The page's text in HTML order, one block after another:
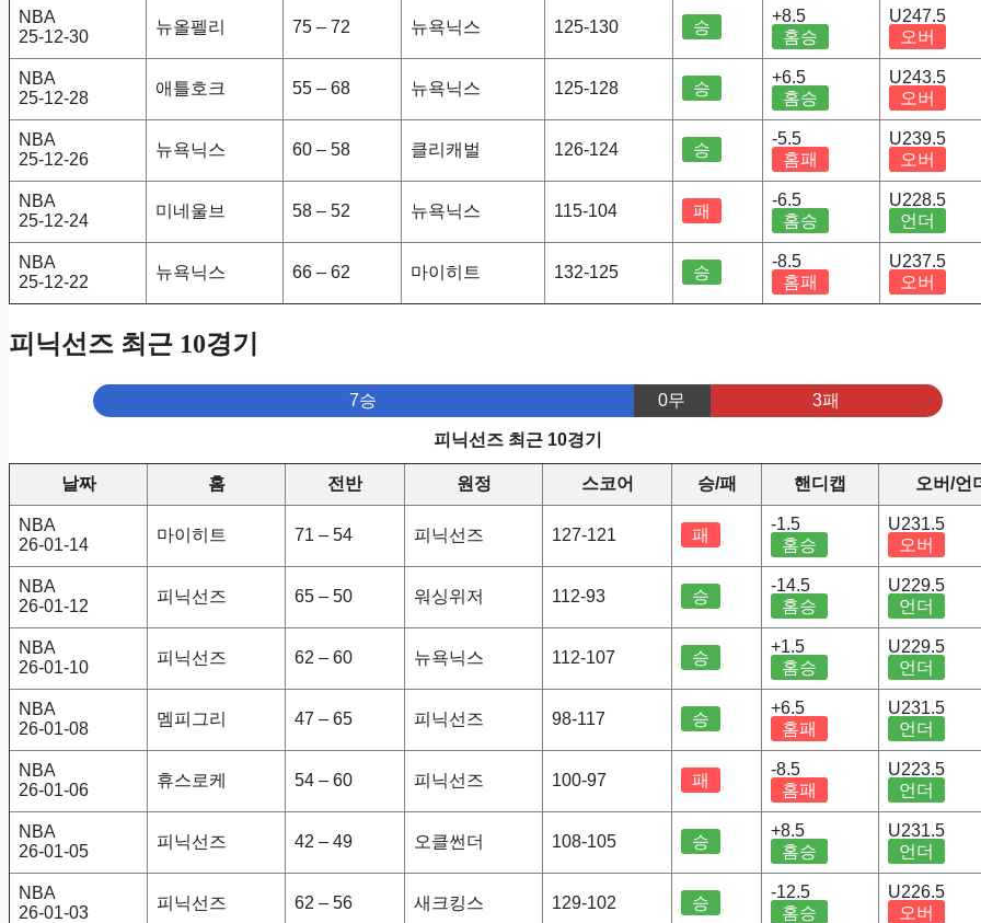
NBA
25-12-30
뉴올펠리 75 – 72 뉴욕닉스 125-130 승
+8.5
홈승
U247.5
오버
NBA
25-12-28
애틀호크 55 – 68 뉴욕닉스 125-128 승
+6.5
홈승
U243.5
오버
NBA
25-12-26
뉴욕닉스 60 – 58 클리캐벌 126-124 승
-5.5
홈패
U239.5
오버
NBA
25-12-24
미네울브 58 – 52 뉴욕닉스 115-104 패
-6.5
홈승
U228.5
언더
NBA
25-12-22
뉴욕닉스 66 – 62 마이히트 132-125 승
-8.5
홈패
U237.5
오버
피닉선즈 최근 10경기
7승 0무 3패
피닉선즈 최근 10경기
날짜 홈 전반 원정 스코어 승/패 핸디캡 오버/언
NBA
26-01-14
마이히트 71 – 54 피닉선즈 127-121 패
-1.5
홈승
U231.5
오버
NBA
26-01-12
피닉선즈 65 – 50 워싱위저 112-93 승
-14.5
홈승
U229.5
언더
NBA
26-01-10
피닉선즈 62 – 60 뉴욕닉스 112-107 승
+1.5
홈승
U229.5
언더
NBA
26-01-08
멤피그리 47 – 65 피닉선즈 98-117 승
+6.5
홈패
U231.5
언더
NBA
26-01-06
휴스로케 54 – 60 피닉선즈 100-97 패
-8.5
홈패
U223.5
언더
NBA
26-01-05
피닉선즈 42 – 49 오클썬더 108-105 승
+8.5
홈승
U231.5
언더
NBA
26-01-03
피닉선즈 62 – 56 새크킹스 129-102 승
-12.5
홈승
U226.5
오버